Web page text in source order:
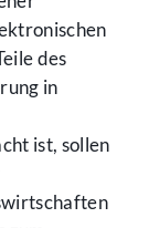
des
in
ist, sollen